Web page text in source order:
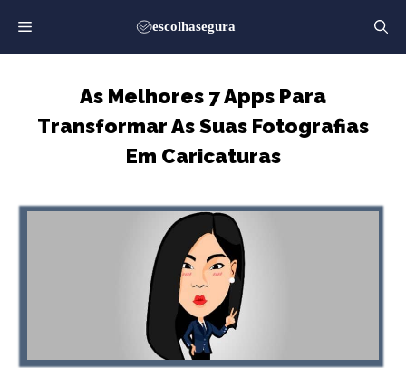
para
o
As Melhores 7 Apps Para
Transformar As Suas Fotografias
Em Caricaturas